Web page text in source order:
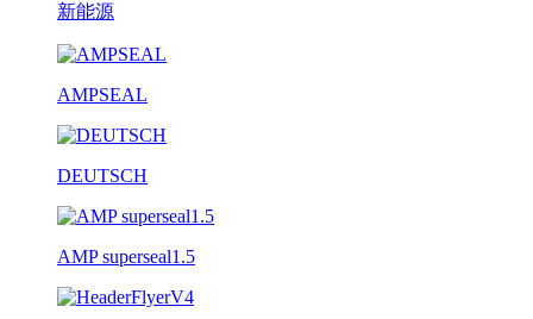
新能源
AMPSEAL
DEUTSCH
AMP superseal1.5